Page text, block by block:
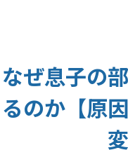
なぜ息子の
るのか【原